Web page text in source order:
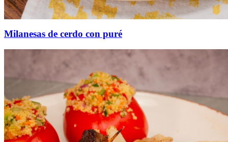
Milanesas de cerdo con puré